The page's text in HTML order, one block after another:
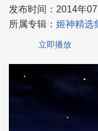
发布时间： 2014年
所属专辑： 姬神精选
立即播放